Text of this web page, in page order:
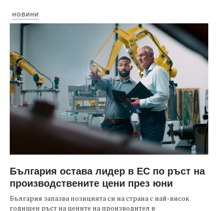
НОВИНИ
България остава лидер в ЕС по ръст на
производствените цени през юни
България запазва позицията си на страна с най-висок
годишен ръст на цените на производител в